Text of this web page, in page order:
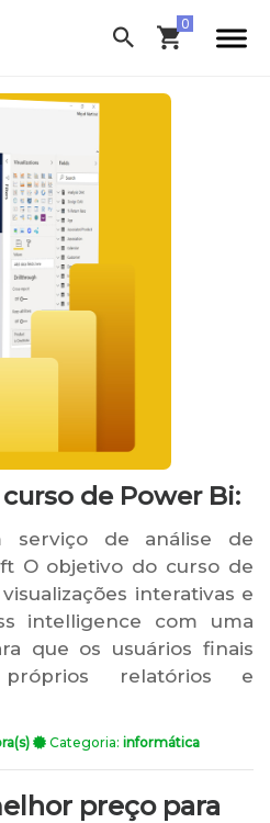
de Power Bi:
de análise de
O objetivo do curso de
interativas e
intelligence com uma
que os usuários finais
relatórios e
Categoria: informática
preço para